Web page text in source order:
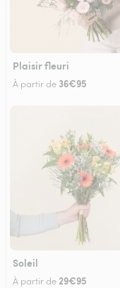
Plaisir fleuri
À partir de 36€95
Soleil
À partir de29€95